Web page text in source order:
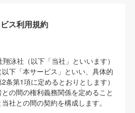
ス利用規約
泳社（以下「当社」といいます）
下「本サービス」といい、具体的
条第1項に定めるとおりとします）
の間の権利義務関係を定めること
社との間の契約を構成します。